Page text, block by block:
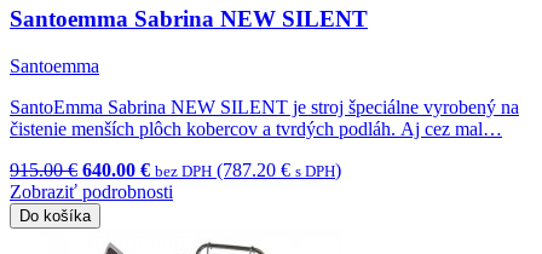
Santoemma Sabrina NEW SILENT
Santoemma
SantoEmma Sabrina NEW SILENT je stroj špeciálne vyrobený na
čistenie menších plôch kobercov a tvrdých podláh. Aj cez mal…
915.00 € 640.00 € bez DPH (787.20 € s DPH)
Zobraziť podrobnosti
Do košíka